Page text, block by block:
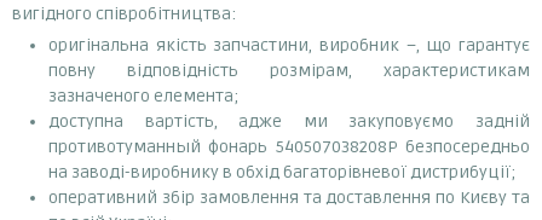
вигідного співробітництва:
оригінальна якість запчастини, виробник –, що гарантує
повну відповідність розмірам, характеристикам
зазначеного елемента;
доступна вартість, адже ми закуповуємо задній
противотуманный фонарь 540507038208P безпосередньо
на заводі-виробнику в обхід багаторівневої дистрибуції;
оперативний збір замовлення та доставлення по Києву та